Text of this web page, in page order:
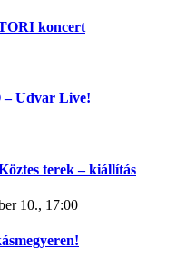
koncert
Udvar Live!
terek – kiállítás
10., 17:00